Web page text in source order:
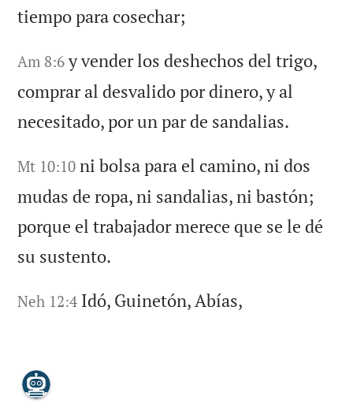
tiempo para cosechar;
Am 8:6 y vender los deshechos del trigo,
comprar al desvalido por dinero, y al
necesitado, por un par de sandalias.
Mt 10:10 ni bolsa para el camino, ni dos
mudas de ropa, ni sandalias, ni bastón;
porque el trabajador merece que se le dé
su sustento.
Neh 12:4 Idó, Guinetón, Abías,